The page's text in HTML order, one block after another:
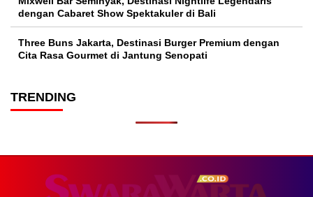
dengan Cabaret Show Spektakuler di Bali
Three Buns Jakarta, Destinasi Burger Premium dengan
Cita Rasa Gourmet di Jantung Senopati
TRENDING